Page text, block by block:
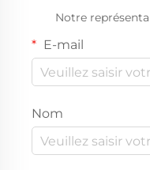
Notre
E-mail
Nom